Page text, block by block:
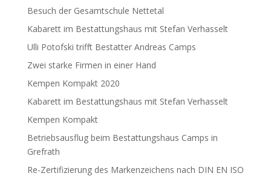
Besuch der Gesamtschule Nettetal
Kabarett im Bestattungshaus mit Stefan Verhasselt
Ulli Potofski trifft Bestatter Andreas Camps
Zwei starke Firmen in einer Hand
Kempen Kompakt 2020
Kabarett im Bestattungshaus mit Stefan Verhasselt
Kempen Kompakt
Betriebsausflug beim Bestattungshaus Camps in
Grefrath
Re-Zertifizierung des Markenzeichens nach DIN EN ISO